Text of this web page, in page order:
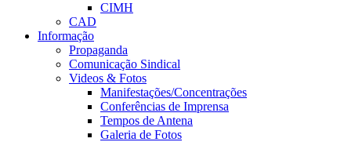
CIMH
CAD
Informação
Propaganda
Comunicação Sindical
Videos & Fotos
Manifestações/Concentrações
Conferências de Imprensa
Tempos de Antena
Galeria de Fotos